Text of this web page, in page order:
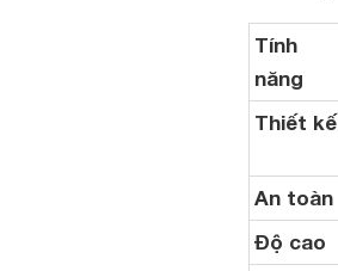
Tính
năng
Thiết kế
An toàn
Độ cao